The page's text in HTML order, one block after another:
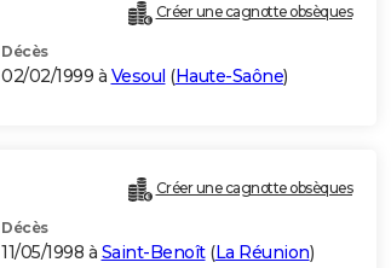
Créer une cagnotte obsèques
Décès
02/02/1999 à Vesoul (Haute-Saône)
Créer une cagnotte obsèques
Décès
11/05/1998 à Saint-Benoît(La Réunion)